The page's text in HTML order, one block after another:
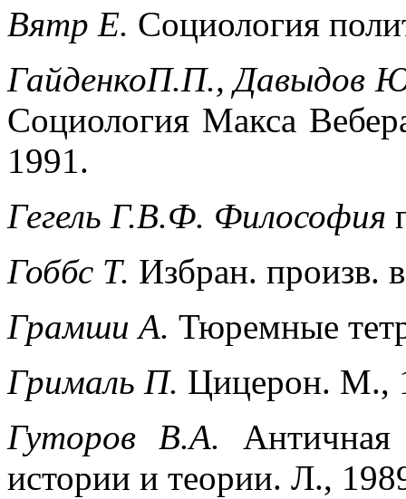
Вятр Е. Социология
ГайденкоП.П., Давыдов
Социология Макса
1991.
Гегель Г.В.Ф. Философия
Гоббс Т. Избран. произв.
Грамши А. Тюремные
Грималь П. Цицерон. М.,
Гуторов В.А.
истории и теории. Л.,